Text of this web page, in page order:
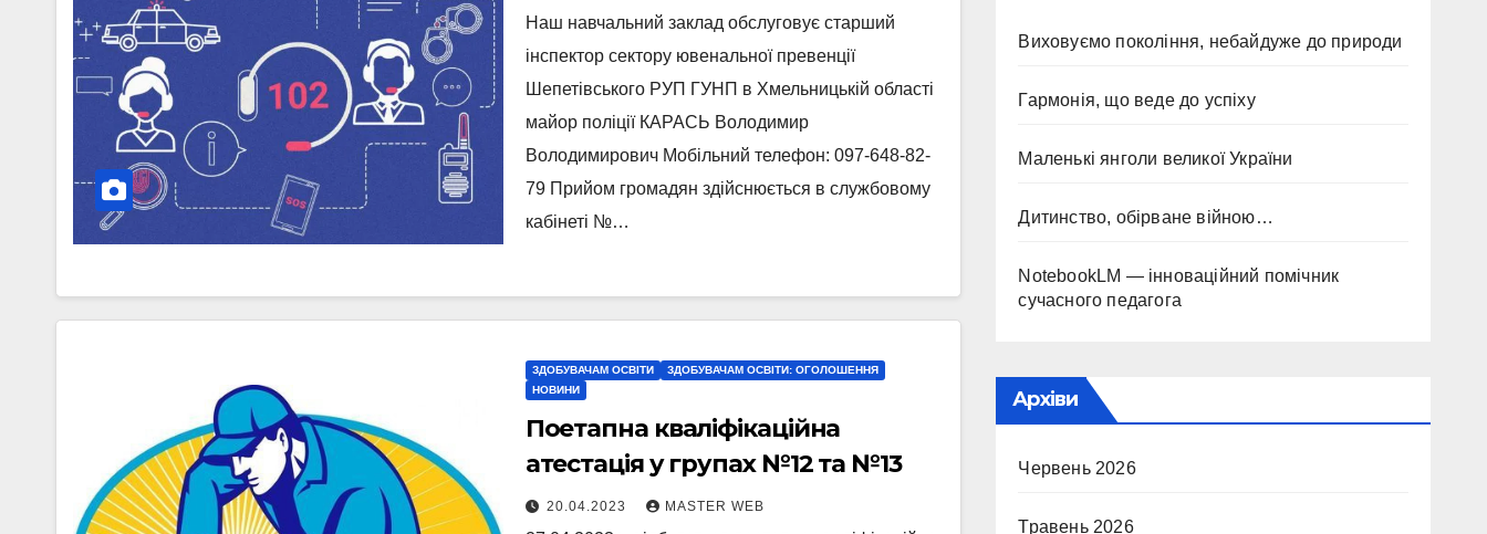
Наш навчальний заклад обслуговує старший
інспектор сектору ювенальної превенції
Шепетівського РУП ГУНП в Хмельницькій області
майор поліції КАРАСЬ Володимир
Володимирович Мобільний телефон: 097-648-82-
79 Прийом громадян здійснюється в службовому
кабінеті №…
ЗДОБУВАЧАМ ОСВІТИ
ЗДОБУВАЧАМ ОСВІТИ: ОГОЛОШЕННЯ
НОВИНИ
Поетапна кваліфікаційна
атестація у групах №12 та №13
20.04.2023 MASTER WEB
Виховуємо покоління, небайдуже до природи
Гармонія, що веде до успіху
Маленькі янголи великої України
Дитинство, обірване війною…
NotebookLM — інноваційний помічник
сучасного педагога
Архіви
Червень 2026
Травень 2026